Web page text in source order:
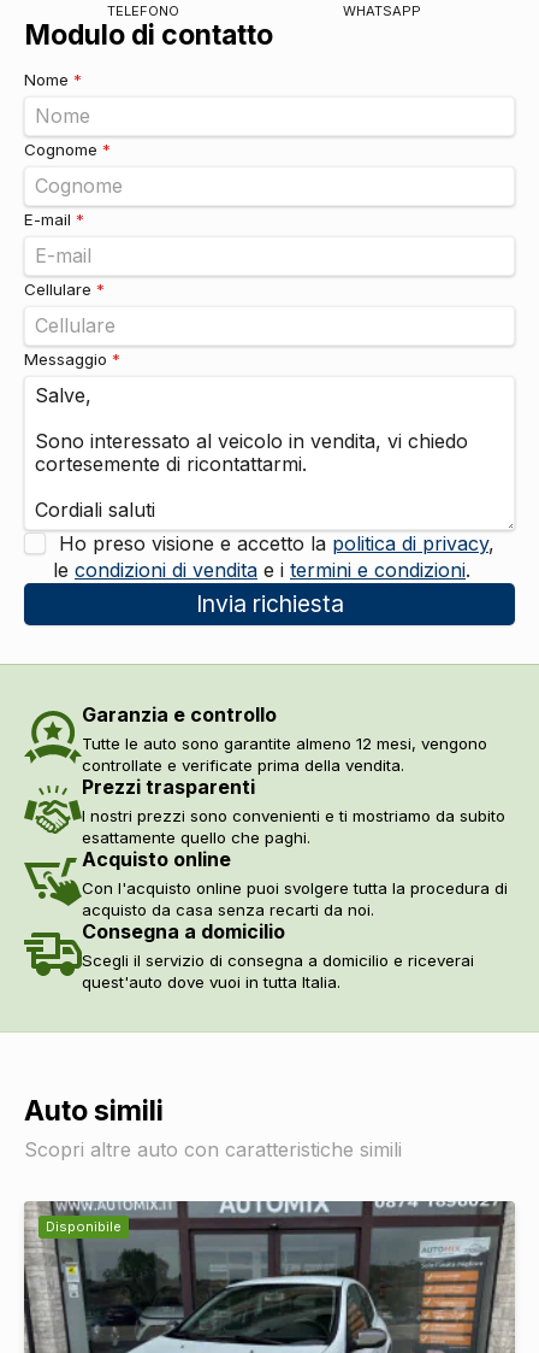
TELEFONO WHATSAPP
Modulo di contatto
Nome *
Cognome *
E-mail *
Cellulare *
Messaggio *
Ho preso visione e accetto la politica di privacy,
le condizioni di vendita e i termini e condizioni.
Invia richiesta
Garanzia e controllo
Tutte le auto sono garantite almeno 12 mesi, vengono
controllate e verificate prima della vendita.
Prezzi trasparenti
I nostri prezzi sono convenienti e ti mostriamo da subito
esattamente quello che paghi.
Acquisto online
Con l'acquisto online puoi svolgere tutta la procedura di
acquisto da casa senza recarti da noi.
Consegna a domicilio
Scegli il servizio di consegna a domicilio e riceverai
quest'auto dove vuoi in tutta Italia.
Auto simili
Scopri altre auto con caratteristiche simili
Disponibile